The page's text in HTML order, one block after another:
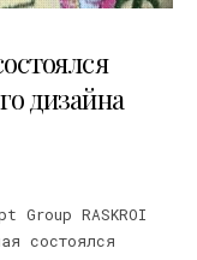
дизайна
Group RASKROI
состоялся